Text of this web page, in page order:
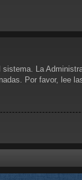
La
Por favor, lee